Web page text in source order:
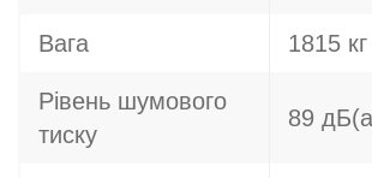
Вага 1815 кг
Рівень шумового
тиску
89